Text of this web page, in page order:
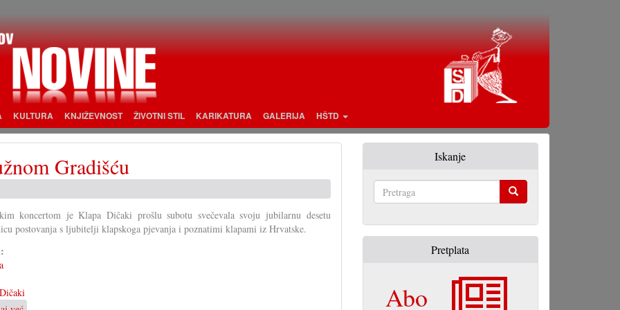
KULTURA KNJIŽEVNOST ŽIVOTNI STIL KARIKATURA GALERIJA HŠTD
Gradišću
koncertom je Klapa Dičaki prošlu subotu svečevala svoju jubilarnu desetu
postovanja s ljubitelji klapskoga pjevanja i poznatimi klapami iz Hrvatske.
Iskanje
Pretplata
Abo